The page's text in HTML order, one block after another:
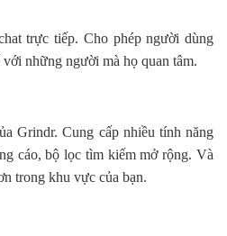
trực tiếp. Cho phép người dùng
những người mà họ quan tâm.
Grindr. Cung cấp nhiều tính năng
cáo, bộ lọc tìm kiếm mở rộng. Và
trong khu vực của bạn.